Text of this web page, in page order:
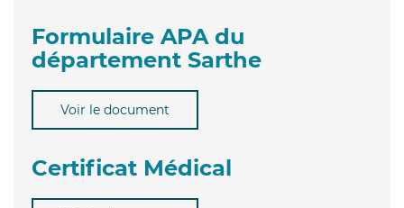
Formulaire APA du
département Sarthe
Voir le document
Certificat Médical